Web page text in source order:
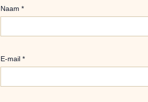
Naam *
E-mail *